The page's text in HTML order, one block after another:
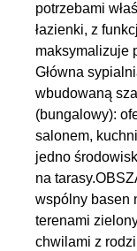
potrzebami
łazienki, z
maksymalizuje
Główna
wbudowaną
(bungalowy):
salonem,
jedno
na
wspólny basen
terenami
chwilami z